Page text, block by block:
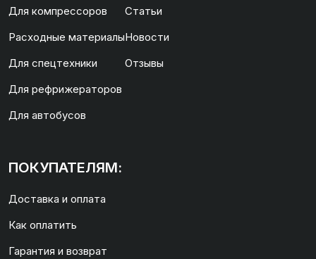
Для компрессоров
Расходные материалы
Для спецтехники
Для рефрижераторов
Для автобусов
Статьи
Новости
Отзывы
ПОКУПАТЕЛЯМ:
Доставка и оплата
Как оплатить
Гарантия и возврат